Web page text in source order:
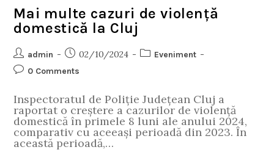
Mai multe cazuri de violență
domestică la Cluj
admin 02/10/2024
Eveniment
0 Comments
Inspectoratul de Poliție Județean Cluj a
raportat o creștere a cazurilor de violență
domestică în primele 8 luni ale anului 2024,
comparativ cu aceeași perioadă din 2023. În
această perioadă,…